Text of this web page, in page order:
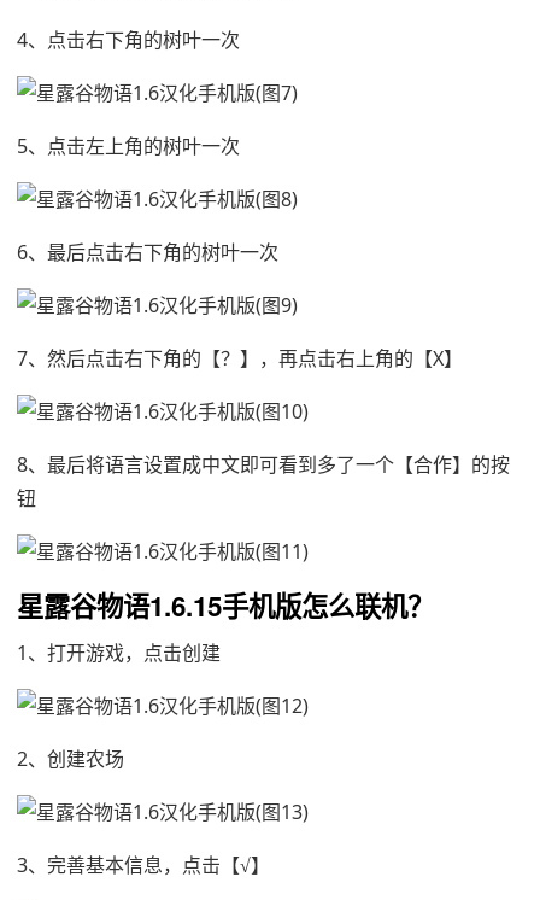
4、点击右下角的树叶一次
5、点击左上角的树叶一次
6、最后点击右下角的树叶一次
7、然后点击右下角的【？】，再点击右上角的【X】
8、最后将语言设置成中文即可看到多了一个【合作】的按
钮
星露谷物语1.6.15手机版怎么联机？
1、打开游戏，点击创建
2、创建农场
3、完善基本信息，点击【√】